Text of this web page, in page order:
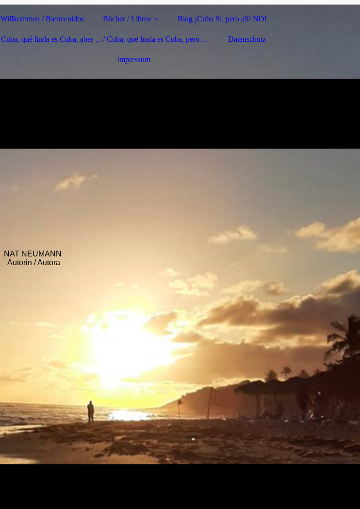
Willkommen / Bienvenidos Bücher / Libros Blog ¡Cuba Sí, pero aSí NO!
Cuba, qué linda es Cuba, aber …/ Cuba, qué linda es Cuba, pero … Datenschutz
Impressum
NAT NEUMANN
Autorin / Autora